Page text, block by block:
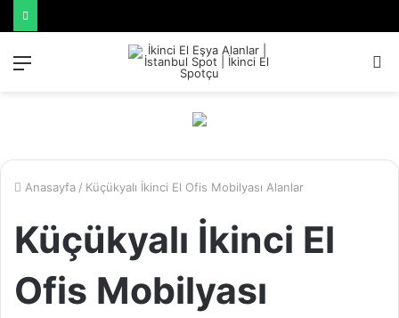
Anasayfa / Küçükyalı İkinci El Ofis Mobilyası Alanlar
Küçükyalı İkinci El
Ofis Mobilyası